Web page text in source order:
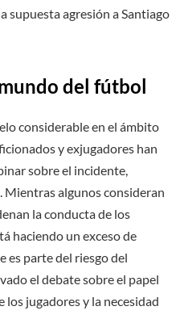
supuesta agresión a Santiago
del fútbol
considerable en el ámbito
y exjugadores han
sobre el incidente,
algunos consideran
la conducta de los
haciendo un exceso de
es parte del riesgo del
el debate sobre el papel
jugadores y la necesidad